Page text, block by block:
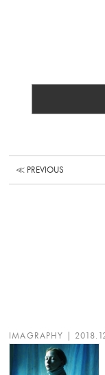
≪ PREVIOUS
IMAGRAPHY |